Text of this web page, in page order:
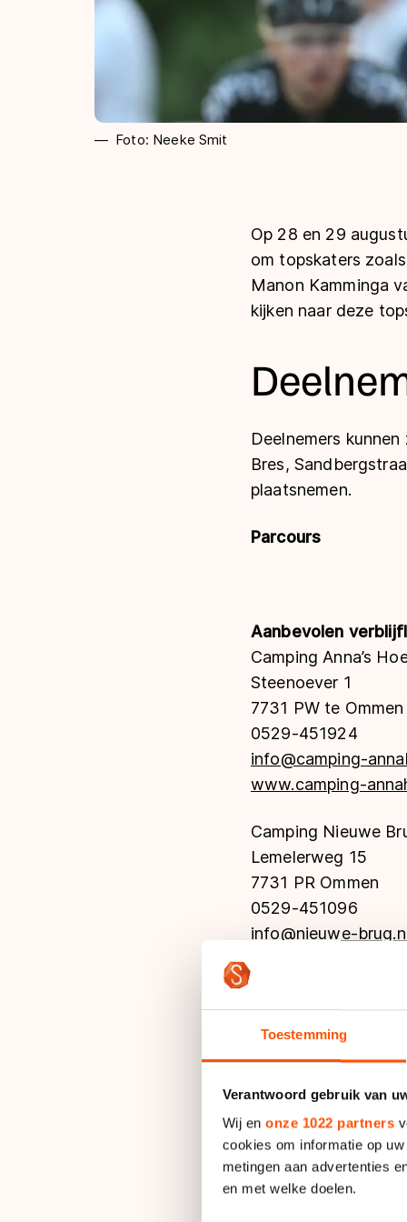
Toestemming
Verantwoord gebruik van
Wij en onze 1022 partners
cookies om informatie op
metingen aan advertenties
en met welke doelen.
Foto: Neeke Smit
Op 28 en 29
om topskaters
Manon Kamminga
kijken naar deze
Deelnemers
Bres,
plaatsnemen.
Parcours
Aanbevolen
Camping Anna’s
Steenoever 1
7731 PW te Ommen
0529-451924
info@camping-
www.camping-
Camping Nieuwe
Lemelerweg 15
7731 PR Ommen
0529-451096
info@nieuwe-
De Wolfskuil
Wolskuil 15
7731 AP Ommen
info@wolfskuil.nl
www.wolfskuil.nl